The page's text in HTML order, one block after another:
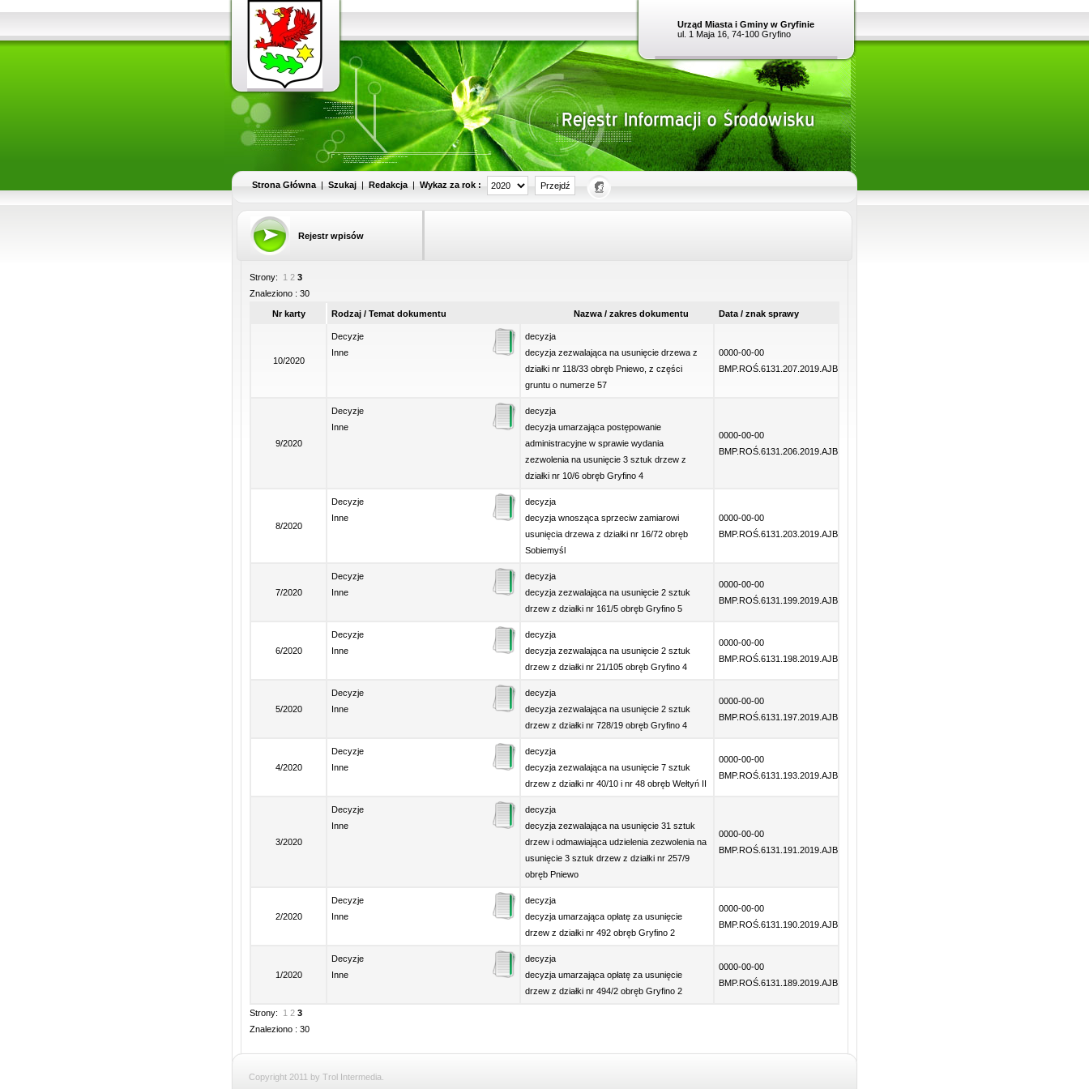
Urząd Miasta i Gminy w Gryfinie
ul. 1 Maja 16, 74-100 Gryfino
Strona Główna | Szukaj | Redakcja | Wykaz za rok :
Rejestr wpisów
Strony: 1 2 3
Znaleziono : 30
Nr karty Rodzaj / Temat dokumentu Nazwa / zakres dokumentu Data / znak sprawy
10/2020
Decyzje
Inne
decyzja
decyzja zezwalająca na usunięcie drzewa z
działki nr 118/33 obręb Pniewo, z części
gruntu o numerze 57
0000-00-00
BMP.ROŚ.6131.207.2019.AJB
9/2020
Decyzje
Inne
decyzja
decyzja umarzająca postępowanie
administracyjne w sprawie wydania
zezwolenia na usunięcie 3 sztuk drzew z
działki nr 10/6 obręb Gryfino 4
0000-00-00
BMP.ROŚ.6131.206.2019.AJB
8/2020
Decyzje
Inne
decyzja
decyzja wnosząca sprzeciw zamiarowi
usunięcia drzewa z działki nr 16/72 obręb
Sobiemyśl
0000-00-00
BMP.ROŚ.6131.203.2019.AJB
7/2020
Decyzje
Inne
decyzja
decyzja zezwalająca na usunięcie 2 sztuk
drzew z działki nr 161/5 obręb Gryfino 5
0000-00-00
BMP.ROŚ.6131.199.2019.AJB
6/2020
Decyzje
Inne
decyzja
decyzja zezwalająca na usunięcie 2 sztuk
drzew z działki nr 21/105 obręb Gryfino 4
0000-00-00
BMP.ROŚ.6131.198.2019.AJB
5/2020
Decyzje
Inne
decyzja
decyzja zezwalająca na usunięcie 2 sztuk
drzew z działki nr 728/19 obręb Gryfino 4
0000-00-00
BMP.ROŚ.6131.197.2019.AJB
4/2020
Decyzje
Inne
decyzja
decyzja zezwalająca na usunięcie 7 sztuk
drzew z działki nr 40/10 i nr 48 obręb Wełtyń II
0000-00-00
BMP.ROŚ.6131.193.2019.AJB
3/2020
Decyzje
Inne
decyzja
decyzja zezwalająca na usunięcie 31 sztuk
drzew i odmawiająca udzielenia zezwolenia na
usunięcie 3 sztuk drzew z działki nr 257/9
obręb Pniewo
0000-00-00
BMP.ROŚ.6131.191.2019.AJB
2/2020
Decyzje
Inne
decyzja
decyzja umarzająca opłatę za usunięcie
drzew z działki nr 492 obręb Gryfino 2
0000-00-00
BMP.ROŚ.6131.190.2019.AJB
1/2020
Decyzje
Inne
decyzja
decyzja umarzająca opłatę za usunięcie
drzew z działki nr 494/2 obręb Gryfino 2
0000-00-00
BMP.ROŚ.6131.189.2019.AJB
Strony: 1 2 3
Znaleziono : 30
Copyright 2011 by Trol Intermedia.